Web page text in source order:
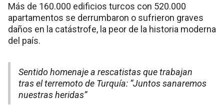
Más de 160.000 edificios turcos con 520.000
apartamentos se derrumbaron o sufrieron graves
daños en la catástrofe, la peor de la historia moderna
del país.
Sentido homenaje a rescatistas que trabajan
tras el terremoto de Turquía: “Juntos sanaremos
nuestras heridas”